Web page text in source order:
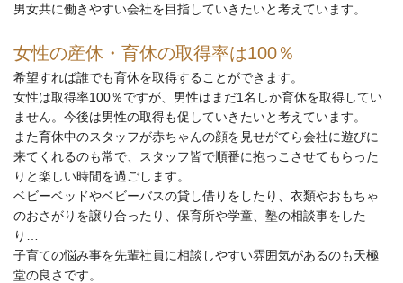
男女共に働きやすい会社を目指していきたいと考えています。
女性の産休・育休の取得率は100％
希望すれば誰でも育休を取得することができます。
女性は取得率100％ですが、男性はまだ1名しか育休を取得してい
ません。今後は男性の取得も促していきたいと考えています。
また育休中のスタッフが赤ちゃんの顔を見せがてら会社に遊びに
来てくれるのも常で、スタッフ皆で順番に抱っこさせてもらった
りと楽しい時間を過ごします。
ベビーベッドやベビーバスの貸し借りをしたり、衣類やおもちゃ
のおさがりを譲り合ったり、保育所や学童、塾の相談事をした
り…
子育ての悩み事を先輩社員に相談しやすい雰囲気があるのも天極
堂の良さです。